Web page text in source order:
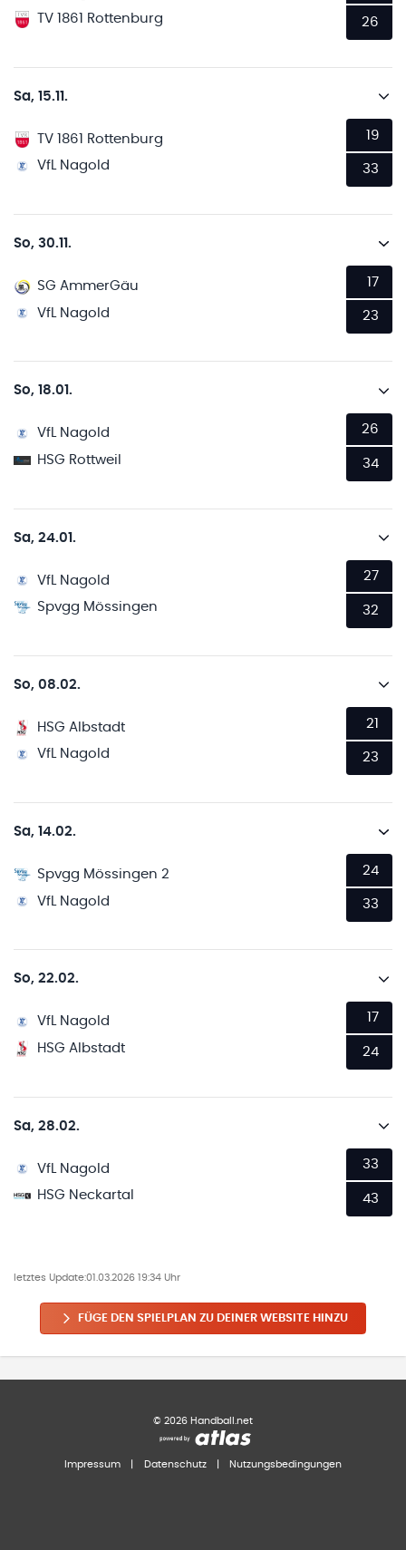
TV 1861 Rottenburg
26
Sa, 15.11.
TV 1861 Rottenburg
VfL Nagold
19
33
So, 30.11.
SG AmmerGäu
VfL Nagold
17
23
So, 18.01.
VfL Nagold
HSG Rottweil
26
34
Sa, 24.01.
VfL Nagold
Spvgg Mössingen
27
32
So, 08.02.
HSG Albstadt
VfL Nagold
21
23
Sa, 14.02.
Spvgg Mössingen 2
VfL Nagold
24
33
So, 22.02.
VfL Nagold
HSG Albstadt
17
24
Sa, 28.02.
VfL Nagold
HSG Neckartal
33
43
letztes Update:01.03.2026 19:34 Uhr
FÜGE DEN SPIELPLAN ZU DEINER WEBSITE HINZU
© 2026 Handball.net
Impressum Datenschutz Nutzungsbedingungen